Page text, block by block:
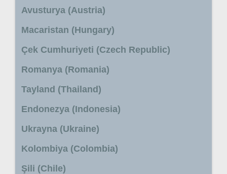
Avusturya (Austria)
Macaristan (Hungary)
Çek Cumhuriyeti (Czech Republic)
Romanya (Romania)
Tayland (Thailand)
Endonezya (Indonesia)
Ukrayna (Ukraine)
Kolombiya (Colombia)
Şili (Chile)